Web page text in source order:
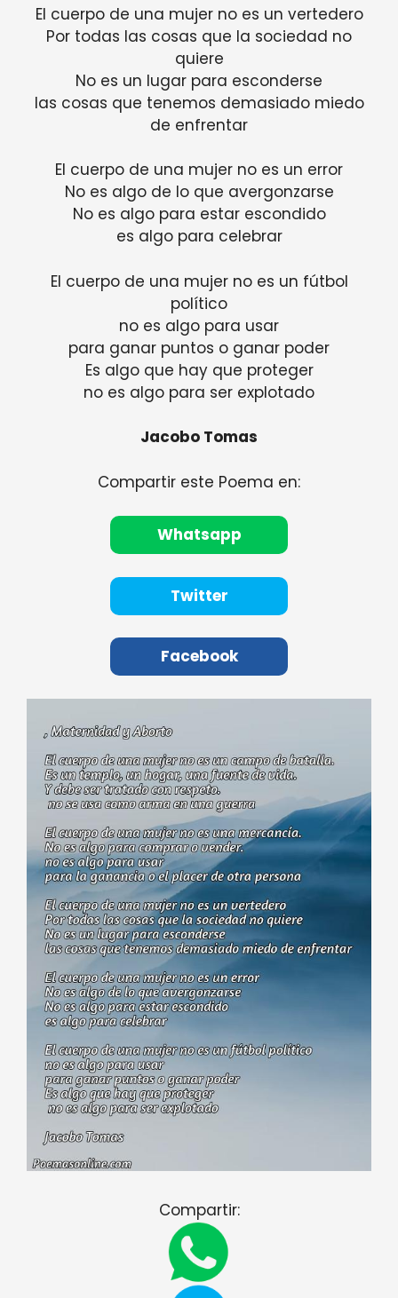
El cuerpo de una mujer no es un vertedero
Por todas las cosas que la sociedad no
quiere
No es un lugar para esconderse
las cosas que tenemos demasiado miedo
de enfrentar
El cuerpo de una mujer no es un error
No es algo de lo que avergonzarse
No es algo para estar escondido
es algo para celebrar
El cuerpo de una mujer no es un fútbol
político
no es algo para usar
para ganar puntos o ganar poder
Es algo que hay que proteger
no es algo para ser explotado
Jacobo Tomas
Compartir este Poema en:
Whatsapp
Twitter
Facebook
Compartir: